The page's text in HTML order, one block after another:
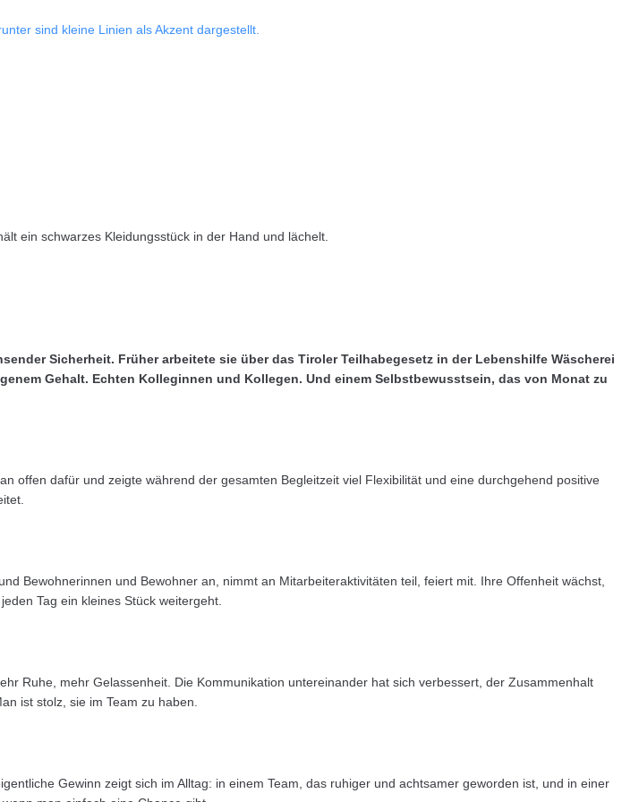
Sicherheit. Früher arbeitete sie über das Tiroler Teilhabegesetz in der Lebenshilfe Wäscherei
Gehalt. Echten Kolleginnen und Kollegen. Und einem Selbstbewusstsein, das von Monat zu
offen dafür und zeigte während der gesamten Begleitzeit viel Flexibilität und eine durchgehend positive
Bewohnerinnen und Bewohner an, nimmt an Mitarbeiteraktivitäten teil, feiert mit. Ihre Offenheit wächst,
Tag ein kleines Stück weitergeht.
Ruhe, mehr Gelassenheit. Die Kommunikation untereinander hat sich verbessert, der Zusammenhalt
ist stolz, sie im Team zu haben.
Gewinn zeigt sich im Alltag: in einem Team, das ruhiger und achtsamer geworden ist, und in einer